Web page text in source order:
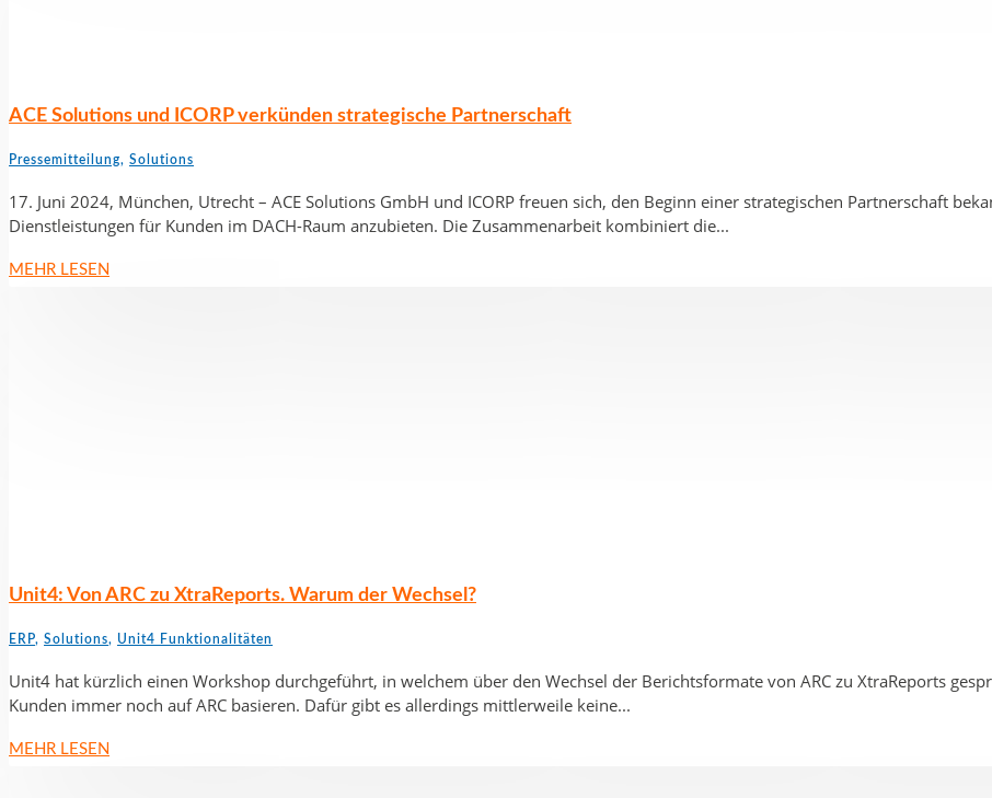
ACE Solutions und ICORP verkünden strategische Partnerschaft
Pressemitteilung, Solutions
17. Juni 2024, München, Utrecht – ACE Solutions GmbH und ICORP freuen sich, den Beginn einer strategischen Partnerschaft
Dienstleistungen für Kunden im DACH-Raum anzubieten. Die Zusammenarbeit kombiniert die...
MEHR LESEN
Unit4: Von ARC zu XtraReports. Warum der Wechsel?
ERP, Solutions, Unit4 Funktionalitäten
Unit4 hat kürzlich einen Workshop durchgeführt, in welchem über den Wechsel der Berichtsformate von ARC zu XtraReports
Kunden immer noch auf ARC basieren. Dafür gibt es allerdings mittlerweile keine...
MEHR LESEN